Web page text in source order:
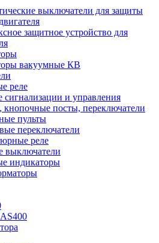
выключатели для защиты
защитное устройство для
вакуумные КВ
реле
сигнализации и управления
посты, переключатели
пульты
переключатели
реле
выключатели
индикаторы